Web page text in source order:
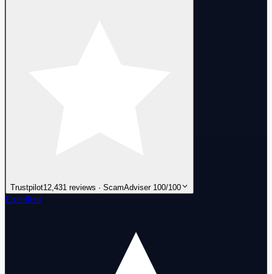
Trustpilot12,431 reviews · ScamAdviser 100/100
Excellent